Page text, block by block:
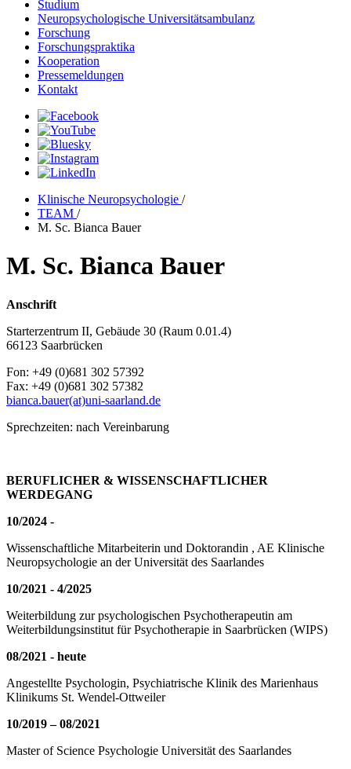
Studium
Neuropsychologische Universitätsambulanz
Forschung
Forschungspraktika
Kooperation
Pressemeldungen
Kontakt
Klinische Neuropsychologie /
TEAM /
M. Sc. Bianca Bauer
M. Sc. Bianca Bauer
Anschrift
Starterzentrum II, Gebäude 30 (Raum 0.01.4)
66123 Saarbrücken
Fon: +49 (0)681 302 57392
Fax: +49 (0)681 302 57382
bianca.bauer(at)uni-saarland.de
Sprechzeiten: nach Vereinbarung
BERUFLICHER & WISSENSCHAFTLICHER
WERDEGANG
10/2024 -
Wissenschaftliche Mitarbeiterin und Doktorandin , AE Klinische
Neuropsychologie an der Universität des Saarlandes
10/2021 - 4/2025
Weiterbildung zur psychologischen Psychotherapeutin am
Weiterbildungsinstitut für Psychotherapie in Saarbrücken (WIPS)
08/2021 - heute
Angestellte Psychologin, Psychiatrische Klinik des Marienhaus
Klinikums St. Wendel-Ottweiler
10/2019 – 08/2021
Master of Science Psychologie Universität des Saarlandes